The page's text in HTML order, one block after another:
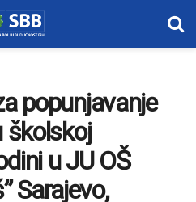
popunjavanje
školskoj
u JU OŠ
Sarajevo,